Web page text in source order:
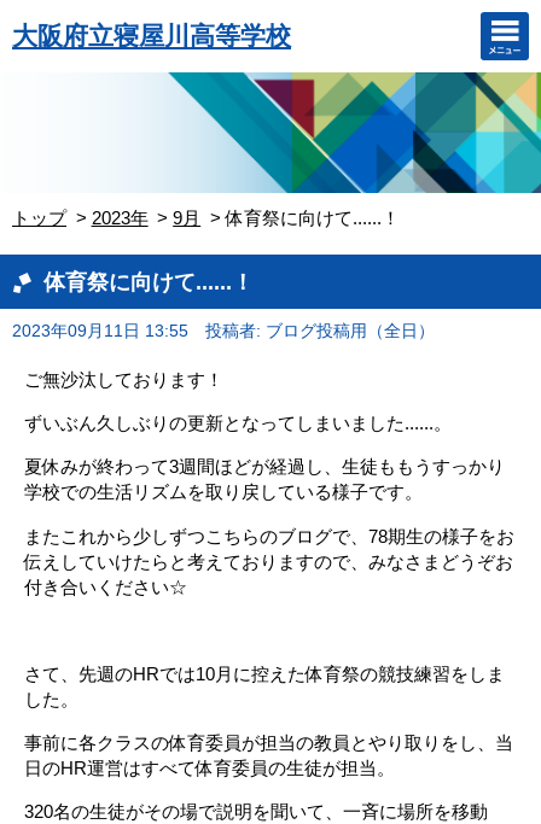
大阪府立寝屋川高等学校
トップ 2023年 9月 体育祭に向けて......！
体育祭に向けて......！
2023年09月11日 13:55 投稿者: ブログ投稿用（全日）
ご無沙汰しております！
ずいぶん久しぶりの更新となってしまいました......。
夏休みが終わって3週間ほどが経過し、生徒ももうすっかり
学校での生活リズムを取り戻している様子です。
またこれから少しずつこちらのブログで、78期生の様子をお
伝えしていけたらと考えておりますので、みなさまどうぞお
付き合いください☆
さて、先週のHRでは10月に控えた体育祭の競技練習をしま
した。
事前に各クラスの体育委員が担当の教員とやり取りをし、当
日のHR運営はすべて体育委員の生徒が担当。
320名の生徒がその場で説明を聞いて、一斉に場所を移動